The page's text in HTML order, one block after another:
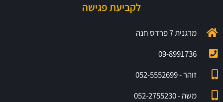
לקביעת פגישה
מרגנית 7 פרדס חנה
09-8991736
זוהר - 052-5552699
משה - 052-2755230